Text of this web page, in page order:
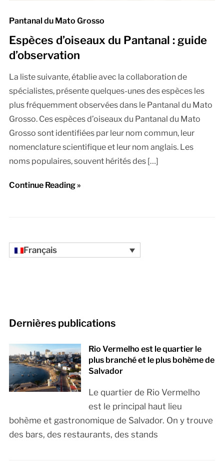
Pantanal du Mato Grosso
Espèces d’oiseaux du Pantanal : guide
d’observation
La liste suivante, établie avec la collaboration de
spécialistes, présente quelques-unes des espèces les
plus fréquemment observées dans le Pantanal du Mato
Grosso. Ces espèces d’oiseaux du Pantanal du Mato
Grosso sont identifiées par leur nom commun, leur
nomenclature scientifique et leur nom anglais. Les
noms populaires, souvent hérités des […]
Continue Reading »
Français
Dernières publications
Rio Vermelho est le quartier le
plus branché et le plus bohème de
Salvador
Le quartier de Rio Vermelho
est le principal haut lieu
bohème et gastronomique de Salvador. On y trouve
des bars, des restaurants, des stands